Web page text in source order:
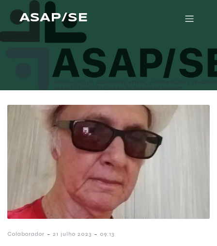
ASAP/SE
Colaborador - 21 julho 2023 - 09:13